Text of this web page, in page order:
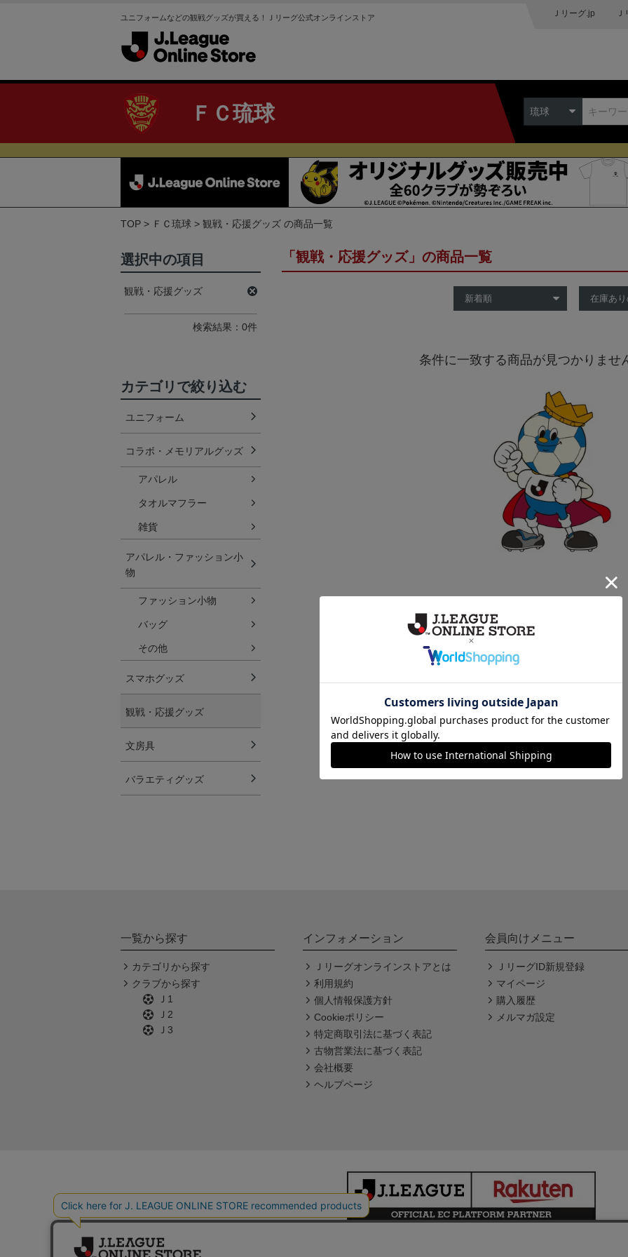
ユニフォームなどの観戦グッズが買える！Ｊリーグ公式オンラインストア Ｊリーグ.jp
ＦＣ琉球 琉球
TOP ＦＣ琉球 観戦・応援グッズ の商品一覧
「観戦・応援グッズ」の商品一覧
条件に一致する商品が見つかりませ
選択中の項目
観戦・応援グッズ
検索結果：0件
カテゴリで絞り込む
ユニフォーム
コラボ・メモリアルグッズ
アパレル
タオルマフラー
雑貨
アパレル・ファッション小
物
ファッション小物
バッグ
その他
スマホグッズ
観戦・応援グッズ
文房具
バラエティグッズ
一覧から探す
カテゴリから探す
クラブから探す
Ｊ1
Ｊ2
Ｊ3
インフォメーション
Ｊリーグオンラインストアとは
利用規約
個人情報保護方針
Cookieポリシー
特定商取引法に基づく表記
古物営業法に基づく表記
会社概要
ヘルプページ
会員向けメニュー
ＪリーグID新規登録
マイページ
購入履歴
メルマガ設定